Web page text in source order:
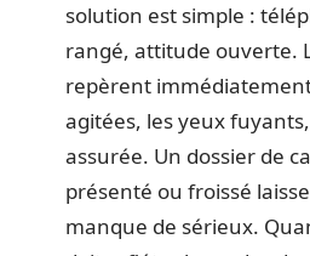
solution est simple :
rangé, attitude ouverte.
repèrent
agitées, les yeux
assurée. Un dossier de
présenté ou froissé
manque de sérieux.